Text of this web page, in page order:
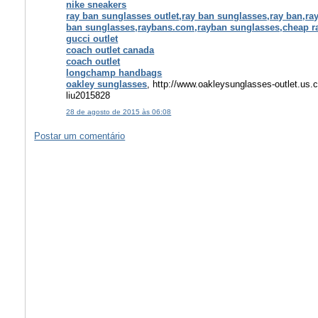
nike sneakers
ray ban sunglasses outlet,ray ban sunglasses,ray
ban sunglasses,raybans.com,rayban sunglasses,cheap
gucci outlet
coach outlet canada
coach outlet
longchamp handbags
oakley sunglasses, http://www.oakleysunglasses-
liu2015828
28 de agosto de 2015 às 06:08
Postar um comentário